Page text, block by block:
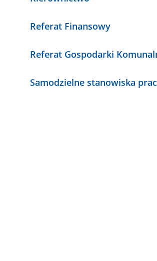
Referat Finansowy
Referat Gospodarki
Samodzielne stanowiska